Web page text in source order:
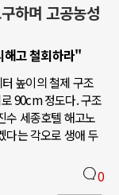
하며 고공농성
해고 철회하라"
높이의 철제 구조
90cm 정도다. 구조
수 세종호텔 해고노
다는 각오로 생애 두
0